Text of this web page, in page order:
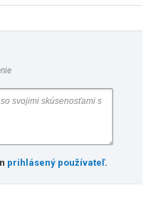
prihlásený používateľ.